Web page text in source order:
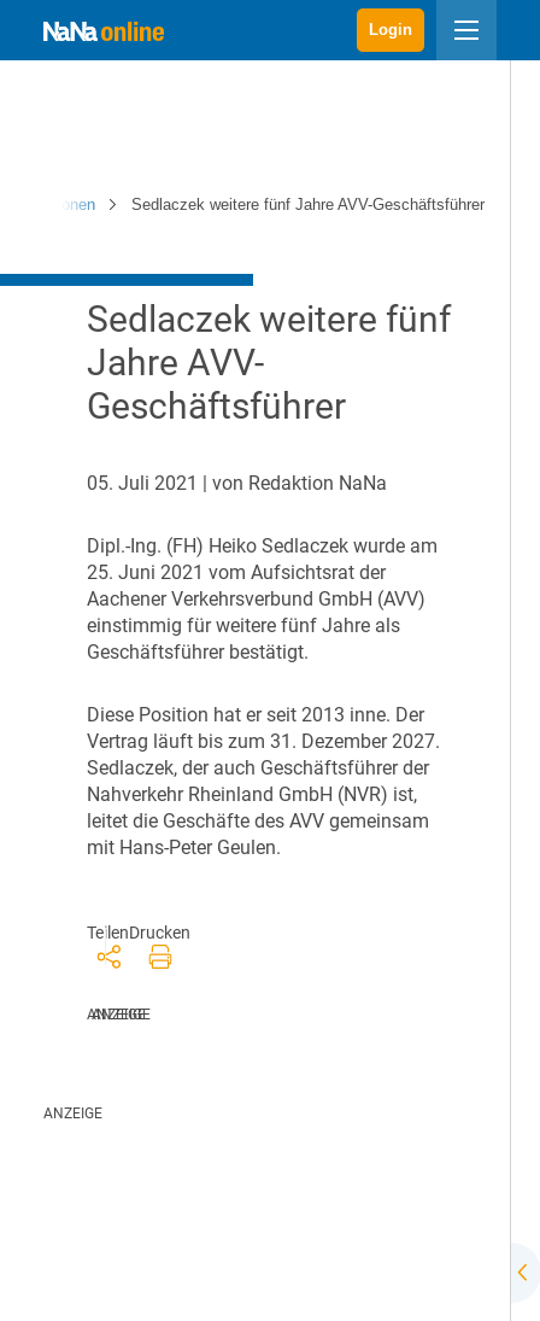
Login
& Positionen Sedlaczek weitere fünf Jahre AVV-Geschäftsführer
Sedlaczek weitere fünf
Jahre AVV-
Geschäftsführer
05. Juli 2021 | von Redaktion NaNa
Dipl.-Ing. (FH) Heiko Sedlaczek wurde am
25. Juni 2021 vom Aufsichtsrat der
Aachener Verkehrsverbund GmbH (AVV)
einstimmig für weitere fünf Jahre als
Geschäftsführer bestätigt.
Diese Position hat er seit 2013 inne. Der
Vertrag läuft bis zum 31. Dezember 2027.
Sedlaczek, der auch Geschäftsführer der
Nahverkehr Rheinland GmbH (NVR) ist,
leitet die Geschäfte des AVV gemeinsam
mit Hans-Peter Geulen.
TeilenDrucken